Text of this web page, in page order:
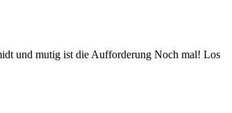
und mutig ist die Aufforderung Noch mal! Los